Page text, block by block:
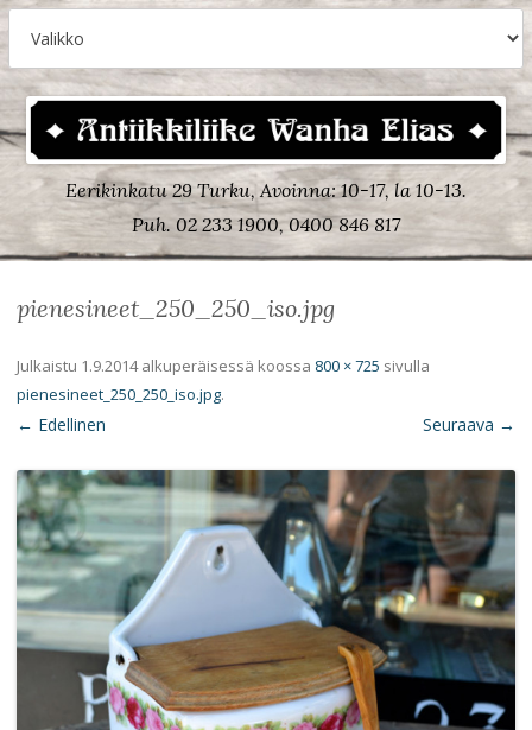
Eerikinkatu 29 Turku, Avoinna: 10-17, la 10-13.
Puh. 02 233 1900, 0400 846 817
pienesineet_250_250_iso.jpg
Julkaistu 1.9.2014alkuperäisessä koossa 800 × 725 sivulla
pienesineet_250_250_iso.jpg.
← Edellinen Seuraava →